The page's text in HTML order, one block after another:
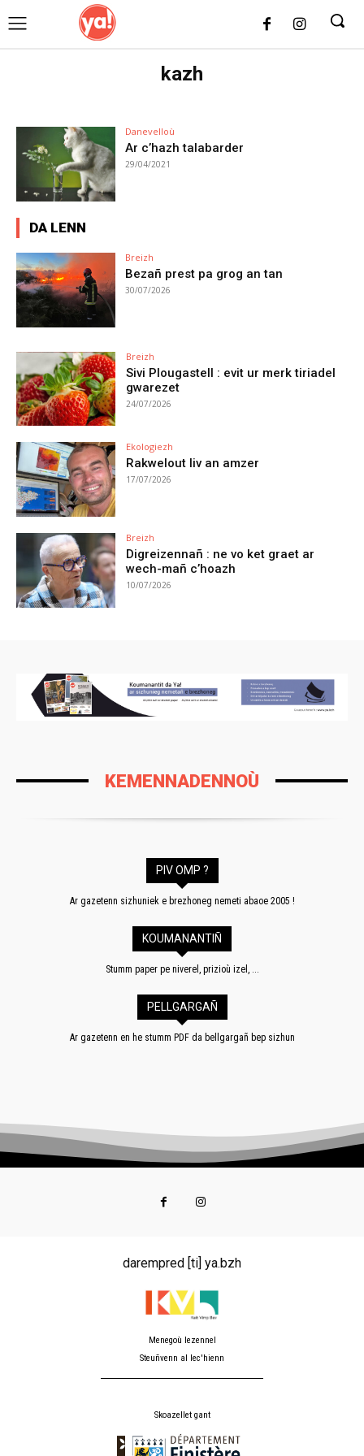
kazh
Danevelloù
Ar c’hazh talabarder
29/04/2021
DA LENN
Breizh
Bezañ prest pa grog an tan
30/07/2026
Breizh
Sivi Plougastell : evit ur merk tiriadel
gwarezet
24/07/2026
Ekologiezh
Rakwelout liv an amzer
17/07/2026
Breizh
Digreizennañ : ne vo ket graet ar
wech-mañ c’hoazh
10/07/2026
KEMENNADENNOÙ
PIV OMP ?
Ar gazetenn sizhuniek e brezhoneg nemeti abaoe 2005 !
KOUMANANTIÑ
Stumm paper pe niverel, prizioù izel, ...
PELLGARGAÑ
Ar gazetenn en he stumm PDF da bellgargañ bep sizhun
darempred [ti] ya.bzh
Menegoù lezennel
Steuñvenn al lec'hienn
Skoazellet gant